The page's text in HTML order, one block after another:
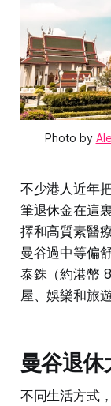
Photo by
不少港人近年
筆退休金在這
擇和高質素醫
曼谷過中等偏
泰銖（約港幣
屋、娛樂和旅
曼谷退休
不同生活方式